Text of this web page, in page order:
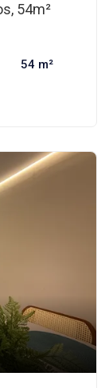
54m²
54 m²